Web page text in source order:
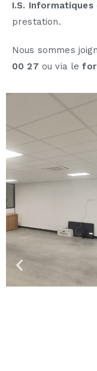
I.S. Informatiques
prestation.
Nous sommes
00 27 ou via le